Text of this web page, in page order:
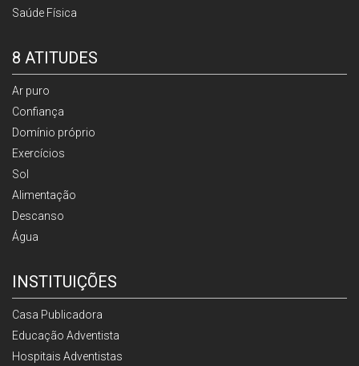
Saúde Física
8 ATITUDES
Ar puro
Confiança
Domínio próprio
Exercícios
Sol
Alimentação
Descanso
Água
INSTITUIÇÕES
Casa Publicadora
Educação Adventista
Hospitais Adventistas